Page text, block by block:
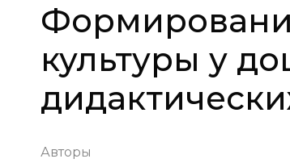
культуры у
Авторы